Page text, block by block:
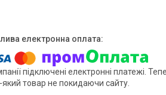
підключені електронні платежі.
товар не покидаючи сайту.